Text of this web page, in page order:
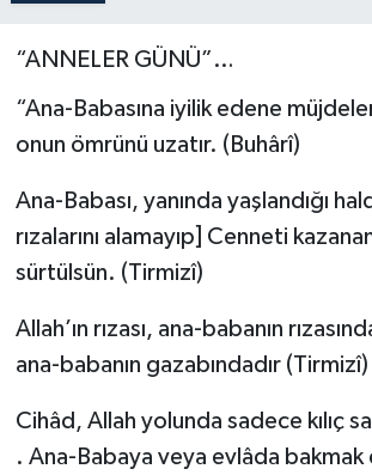
“ANNELER GÜNÜ”…
“Ana-Babasına iyilik edene
onun ömrünü uzatır. (Buhârî)
Ana-Babası, yanında yaşlandığı
rızalarını alamayıp] Cenneti
sürtülsün. (Tirmizî)
Allah’ın rızası, ana-babanın
ana-babanın gazabındadır (Tirmizî)
Cihâd, Allah yolunda sadece kılıç
. Ana-Babaya veya evlâda bakmak
Turizm
Haber Arşivi